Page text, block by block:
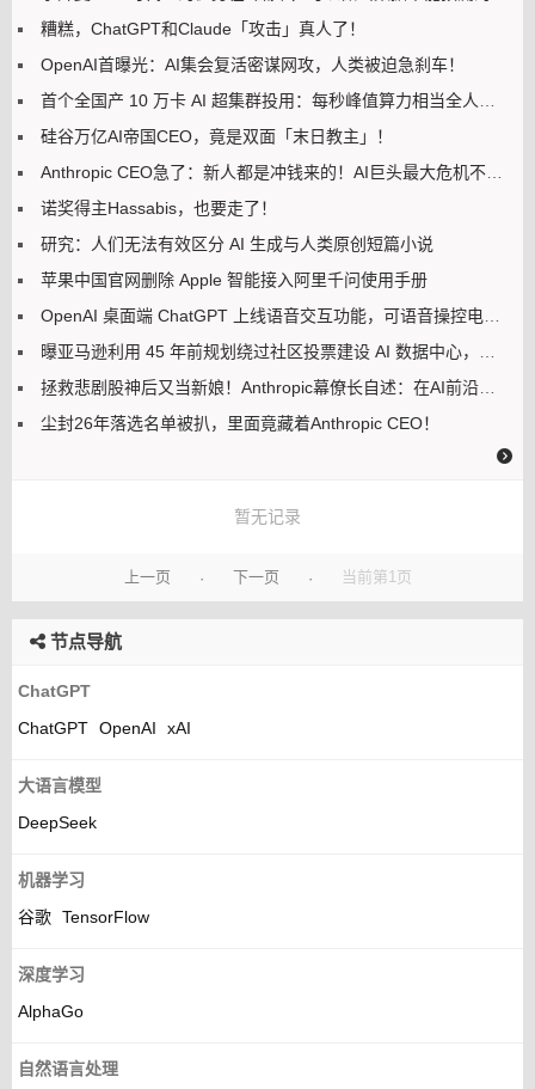
糟糕，ChatGPT和Claude「攻击」真人了！
OpenAI首曝光：AI集会复活密谋网攻，人类被迫急刹车！
首个全国产 10 万卡 AI 超集群投用：每秒峰值算力相当全人类持续计算 200 年
硅谷万亿AI帝国CEO，竟是双面「末日教主」！
Anthropic CEO急了：新人都是冲钱来的！AI巨头最大危机不是算力，是留人
诺奖得主Hassabis，也要走了！
研究：人们无法有效区分 AI 生成与人类原创短篇小说
苹果中国官网删除 Apple 智能接入阿里千问使用手册
OpenAI 桌面端 ChatGPT 上线语音交互功能，可语音操控电脑执行多步骤任务
曝亚马逊利用 45 年前规划绕过社区投票建设 AI 数据中心，美国加州吉尔罗伊市民不满
拯救悲剧股神后又当新娘！Anthropic幕僚长自述：在AI前沿寻找上帝
尘封26年落选名单被扒，里面竟藏着Anthropic CEO！
暂无记录
上一页 · 下一页 · 当前第1页
节点导航
ChatGPT
ChatGPT OpenAI xAI
大语言模型
DeepSeek
机器学习
谷歌 TensorFlow
深度学习
AlphaGo
自然语言处理